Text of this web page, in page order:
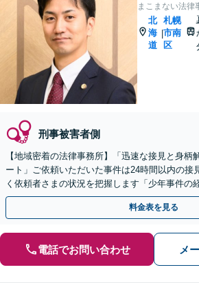
まこまない法律
北
海
道
|
札幌
市南
区
刑事被害者側
【地域密着の法律事務所】「迅速な接見と身柄
ート」ご依頼いただいた事件は24時間以内の接
く依頼者さまの状況を把握します「少年事件の
将来に不安を感じられている親御さまもぜひご
料金表を見る
電話でお問い合わせ メ